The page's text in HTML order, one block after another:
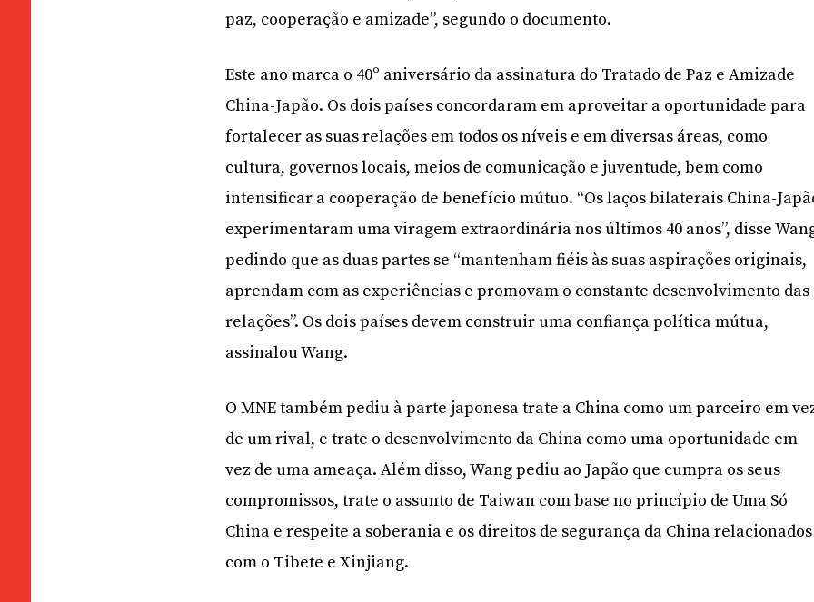
paz, cooperação e amizade”, segundo o documento.
Este ano marca o 40º aniversário da assinatura do Tratado de Paz e Amizade
China-Japão. Os dois países concordaram em aproveitar a oportunidade para
fortalecer as suas relações em todos os níveis e em diversas áreas, como
cultura, governos locais, meios de comunicação e juventude, bem como
intensificar a cooperação de benefício mútuo. “Os laços bilaterais China-
experimentaram uma viragem extraordinária nos últimos 40 anos”, disse
pedindo que as duas partes se “mantenham fiéis às suas aspirações originais,
aprendam com as experiências e promovam o constante desenvolvimento das
relações”. Os dois países devem construir uma confiança política mútua,
assinalou Wang.
O MNE também pediu à parte japonesa trate a China como um parceiro em
de um rival, e trate o desenvolvimento da China como uma oportunidade em
vez de uma ameaça. Além disso, Wang pediu ao Japão que cumpra os seus
compromissos, trate o assunto de Taiwan com base no princípio de Uma Só
China e respeite a soberania e os direitos de segurança da China relacionados
com o Tibete e Xinjiang.